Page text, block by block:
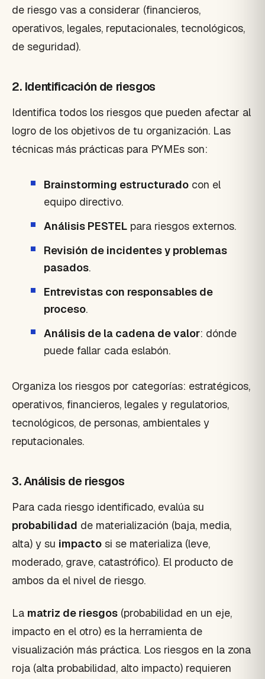
de riesgo vas a considerar (financieros,
operativos, legales, reputacionales, tecnológicos,
de seguridad).
2. Identificación de riesgos
Identifica todos los riesgos que pueden afectar al
logro de los objetivos de tu organización. Las
técnicas más prácticas para PYMEs son:
Brainstorming estructurado con el
equipo directivo.
Análisis PESTEL para riesgos externos.
Revisión de incidentes y problemas
pasados.
Entrevistas con responsables de
proceso.
Análisis de la cadena de valor: dónde
puede fallar cada eslabón.
Organiza los riesgos por categorías: estratégicos,
operativos, financieros, legales y regulatorios,
tecnológicos, de personas, ambientales y
reputacionales.
3. Análisis de riesgos
Para cada riesgo identificado, evalúa su
probabilidad de materialización (baja, media,
alta) y su impacto si se materializa (leve,
moderado, grave, catastrófico). El producto de
ambos da el nivel de riesgo.
La matriz de riesgos (probabilidad en un eje,
impacto en el otro) es la herramienta de
visualización más práctica. Los riesgos en la zona
roja (alta probabilidad, alto impacto) requieren